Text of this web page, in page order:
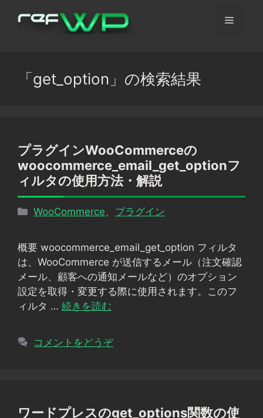
メ
「 get_option 」の検索結果
プラグインWooCommerceの
woocommerce_email_get_optionフ
ィルタの使用方法・解説
カ
リ
ー
WooCommerce プラグイン
概要 woocommerce_email_get_option フィルタ
は、WooCommerce が送信するメール（注文確認
メール、顧客への通知メールなど）のオプション
設定を取得・変更する際に使用されます。このフ
ィルタ … 続きを読む
コメントをどうぞ
ワードプレスのget_options関数の使